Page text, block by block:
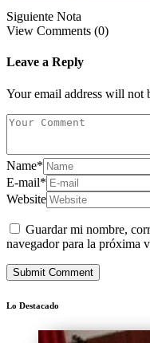
Siguiente Nota
View Comments (0)
Leave a Reply
Your email address will not
Name*
E-mail*
Website
Guardar mi nombre,
navegador para la próxima
Lo Destacado